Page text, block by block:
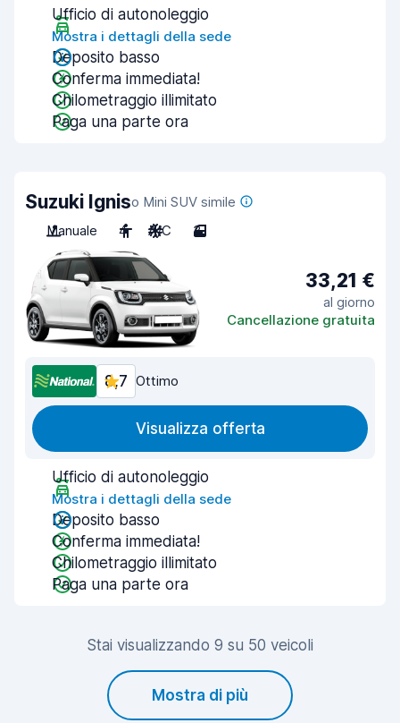
Ufficio di autonoleggio
Mostra i dettagli della sede
Deposito basso
Conferma immediata!
Chilometraggio illimitato
Paga una parte ora
Suzuki Igniso Mini SUV simile
Manuale
4 A/C 3
33,21 €
al giorno
Cancellazione gratuita
8,7 Ottimo
Visualizza offerta
Ufficio di autonoleggio
Mostra i dettagli della sede
Deposito basso
Conferma immediata!
Chilometraggio illimitato
Paga una parte ora
Stai visualizzando 9 su 50 veicoli
Mostra di più